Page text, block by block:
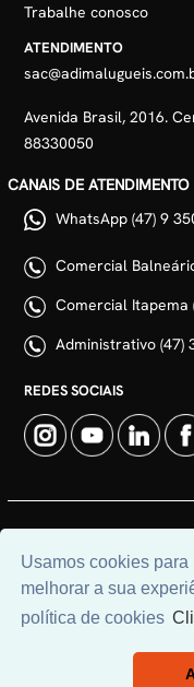
Usamos cookies
melhorar a sua
política de cookies
Trabalhe conosco
ATENDIMENTO
Avenida Brasil, 2016.
88330050
CANAIS DE ATENDIMENTO
WhatsApp (47) 9
Comercial
Comercial Itapema
Administrativo (47)
REDES SOCIAIS
© 2026 | Adim Aluguéis
Universal Software.